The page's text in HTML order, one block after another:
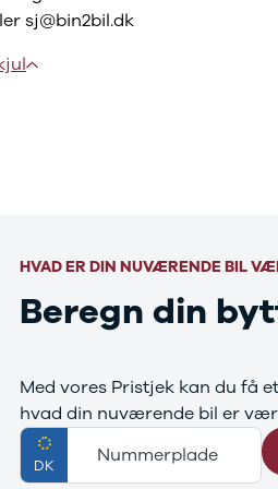
sj@bin2bil.dk
HVAD ER DIN NUVÆRENDE BIL
Beregn din
Med vores Pristjek kan du få
hvad din nuværende bil er
DK Nummerplade